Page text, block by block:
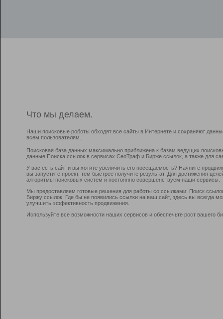
Что мы делаем.
Наши поисковые роботы обходят все сайты в Интернете и сохраняют
всем пользователям.
Поисковая база данных максимально приближена к базам ведущих
данные Поиска ссылок в сервисах СеоТраф и Бирже ссылок, а также для
У вас есть сайт и вы хотите увеличить его посещаемость? Начните
вы запустите проект, тем быстрее получите результат. Для достижения
алгоритмы поисковых систем и постоянно совершенствуем наши сервисы.
Мы предоставляем готовые решения для работы со ссылками: Поиск
Биржу ссылок. Где бы не появились ссылки на ваш сайт, здесь вы всегда
улучшить эффективность продвижения.
Используйте все возможности наших сервисов и обеспечьте рост вашего